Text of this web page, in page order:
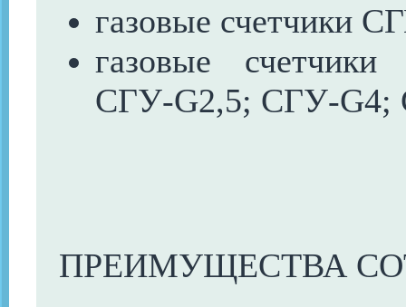
газовые счетчики
газовые счетчики
СГУ-G2,5; СГУ-G4;
ПРЕИМУЩЕСТВА